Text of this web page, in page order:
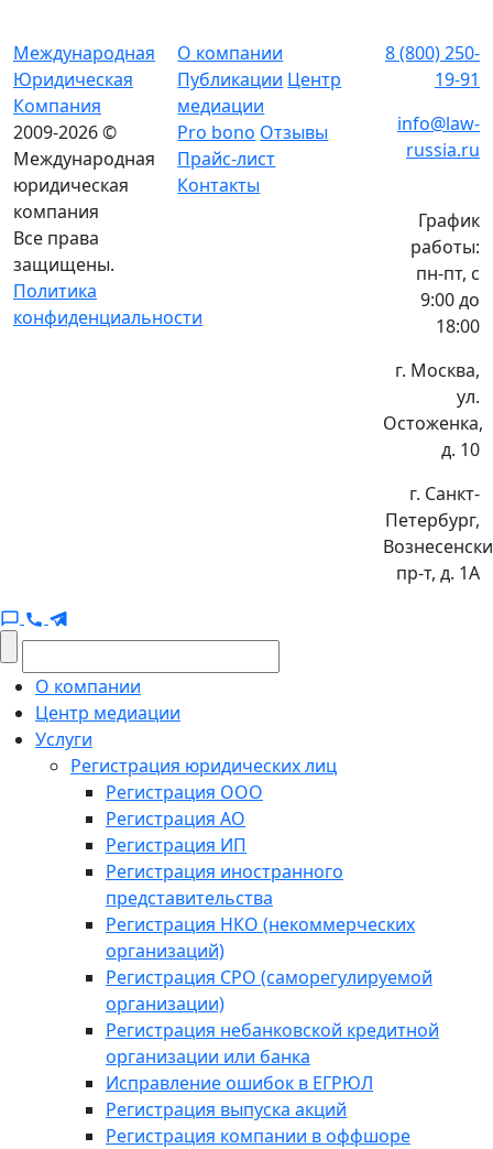
Международная
Юридическая
Компания
2009-2026 ©
Международная
юридическая
компания
Все права
защищены.
Политика
конфиденциальности
О компании
Публикации Центр
медиации
Pro bono Отзывы
Прайс-лист
Контакты
8 (800) 250-
19-91
info@law-
russia.ru
График
работы:
пн-пт, с
9:00 до
18:00
г. Москва,
ул.
Остоженка,
д. 10
г. Санкт-
Петербург,
пр-т, д. 1А
О компании
Центр медиации
Услуги
Регистрация юридических лиц
Регистрация ООО
Регистрация АО
Регистрация ИП
Регистрация иностранного
представительства
Регистрация НКО (некоммерческих
организаций)
Регистрация СРО (саморегулируемой
организации)
Регистрация небанковской кредитной
организации или банка
Исправление ошибок в ЕГРЮЛ
Регистрация выпуска акций
Регистрация компании в оффшоре